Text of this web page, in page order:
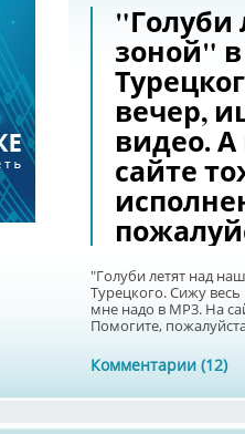
"Голуби
зоной"
вечер,
видео.
сайте
"Голуби летят над
Турецкого. Сижу
мне надо в МР3. На
Помогите,
Комментарии (12)